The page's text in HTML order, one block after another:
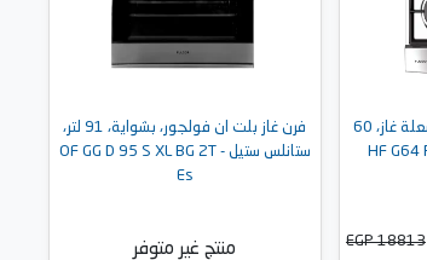
مسطح بلت ان فولجور،4 شعلة غاز، 60
EGP 18813
فرن غاز بلت ان فولجور، بشواية، 91 لتر،
ستانلس ستيل - OF GG D 95 S XL BG 2T
Es
منتج غير متوفر